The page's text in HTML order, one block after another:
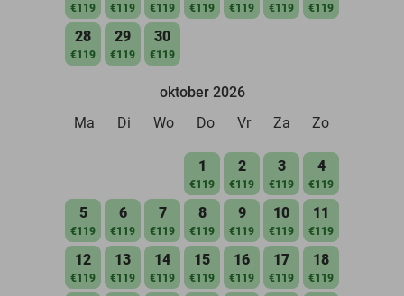
€119 €119 €119 €119 €119 €119 €119
28
€119
29
€119
30
€119
oktober 2026
Ma
Di Wo Do Vr Za Zo
1
€119
2
€119
3
€119
4
€119
5
€119
6
€119
7
€119
8
€119
9
€119
10
€119
11
€119
12
€119
13
€119
14
€119
15
€119
16
€119
17
€119
18
€119